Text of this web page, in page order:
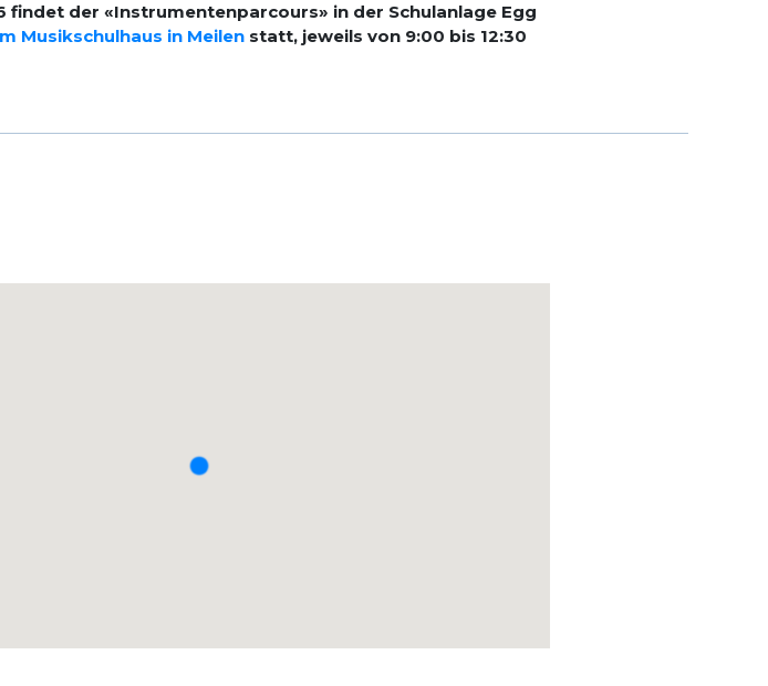
der «Instrumentenparcours» in der Schulanlage Egg
Musikschulhaus in Meilen statt, jeweils von 9:00 bis 12:30